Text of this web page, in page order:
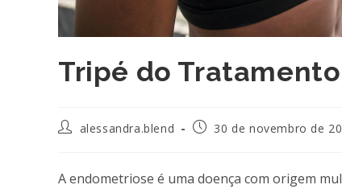
Tripé do
Autoralessandra.blend
Post30 de novembro de
A endometriose é uma doença com origem